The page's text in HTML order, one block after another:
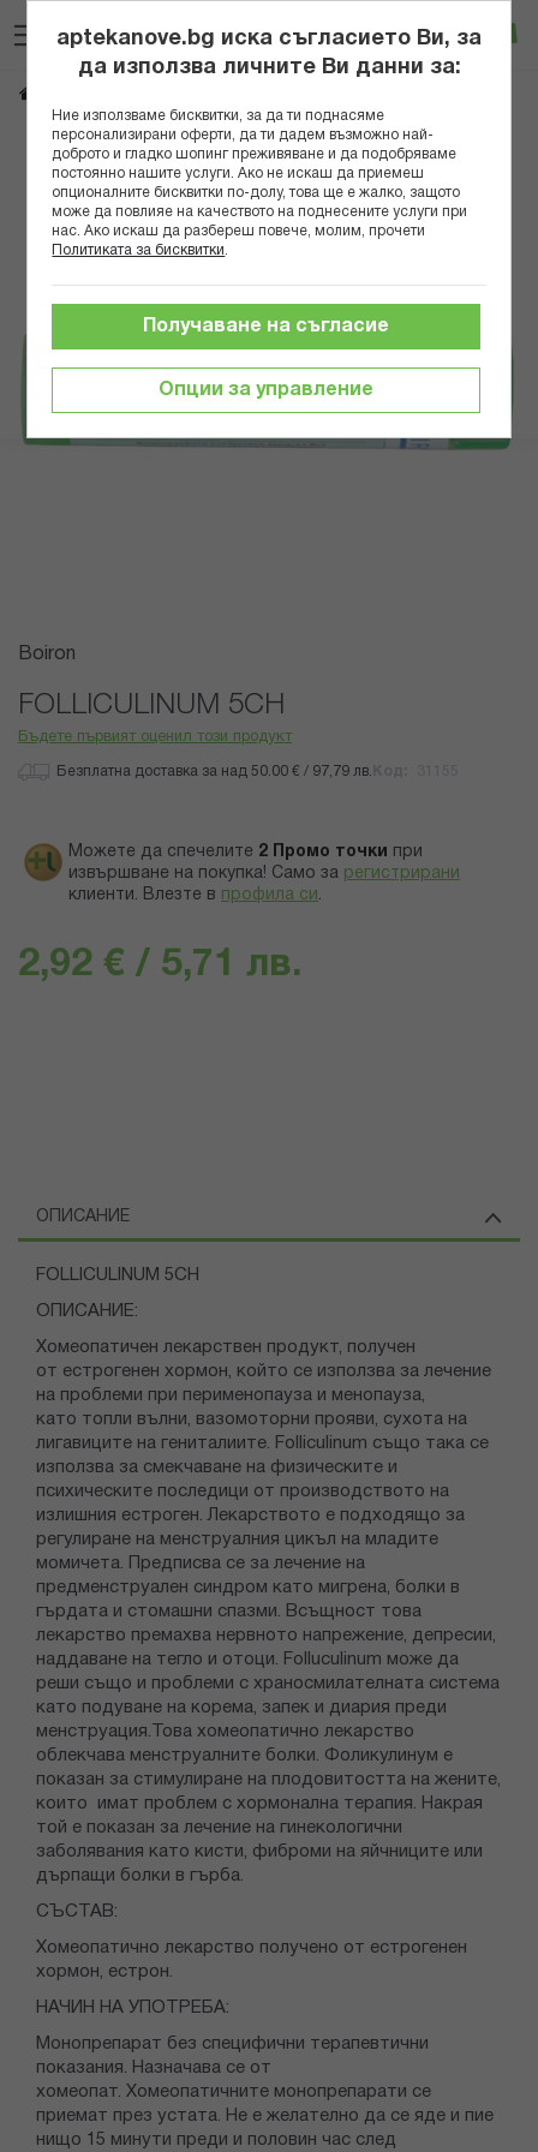
към
съдържанието
Вход
Преминете
края
галерията
Преминете
началото
Boiron
FOLLICULINUM 5CH
Бъдете първият оценил този продукт
Безплатна доставка за над 50.00 € / 97,79 лв.
Можете да спечелите 2 Промо точки
при
извършване на покупка! Само за регистрирани
клиенти. Влезте в профила си .
2,92 € / 5,71 лв.
ОПИСАНИЕ
FOLLICULINUM 5CH
ОПИСАНИЕ:
Хомеопатичен лекарствен продукт, получен
от естрогенен хормон, който се използва за лечение
на проблеми при перименопауза и менопауза,
като топли вълни, вазомоторни прояви, сухота на
лигавиците на гениталиите. Folliculinum също така се
използва за смекчаване на физическите и
психическите последици от производството на
излишния естроген. Лекарството е подходящо за
регулиране на менструалния цикъл на младите
момичета. Предписва се за лечение на
предменструален синдром като мигрена, болки в
гърдата и стомашни спазми. Всъщност това
лекарство премахва нервното напрежение, депресии,
наддаване на тегло и отоци. Folluculinum може да
реши също и проблеми с храносмилателната система
като подуване на корема, запек и диария преди
менструация.Това хомеопатично лекарство
облекчава менструалните болки. Фоликулинум е
показан за стимулиране на плодовитостта на жените,
които имат проблем с хормонална терапия. Накрая
той е показан за лечение на гинекологични
заболявания като кисти, фиброми на яйчниците или
дърпащи болки в гърба.
СЪСТАВ:
Хомеопатично лекарство получено от естрогенен
хормон, естрон.
НАЧИН НА УПОТРЕБА:
Монопрепарат без специфични терапевтични
показания. Назначава се от
хомеопат. Хомеопатичните монопрепарати се
приемат през устата. Не е желателно да се яде и пие
нищо 15 минути преди и половин час след
aptekanove.bg иска съгласието Ви, за
да използва личните Ви данни за:
Ние използваме бисквитки, за да ти поднасяме
персонализирани оферти, да ти дадем възможно най-
доброто и гладко шопинг преживяване и да подобряваме
постоянно нашите услуги. Ако не искаш да приемеш
опционалните бисквитки по-долу, това ще е жалко, защото
може да повлияе на качеството на поднесените услуги при
нас. Ако искаш да разбереш повече, молим, прочети
Политиката за бисквитки
Опции за управление
Получаване на съгласие